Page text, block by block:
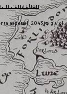
in translation
aspetti il 2043 (o giù di